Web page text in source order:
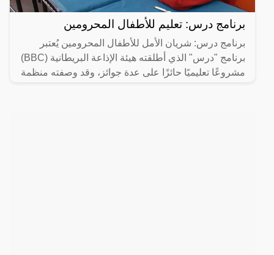
برنامج درس: تعليم للأطفال المحرومين
برنامج درس: شريان الأمل للأطفال المحرومين يُعتبر
برنامج "درس" الذي أطلقته هيئة الإذاعة البريطانية (BBC)
مشروعًا تعليميًا حائزًا على عدة جوائز، وقد وصفته منظمة